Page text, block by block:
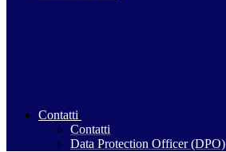
Contatti
Contatti
Data Protection Officer (DPO)